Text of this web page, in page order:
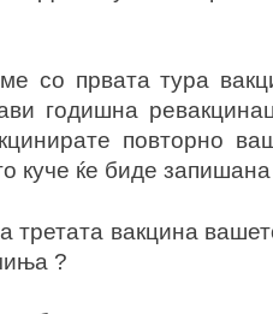
со првата тура
годишна
повторно
куче ќе биде
третата вакцина
?